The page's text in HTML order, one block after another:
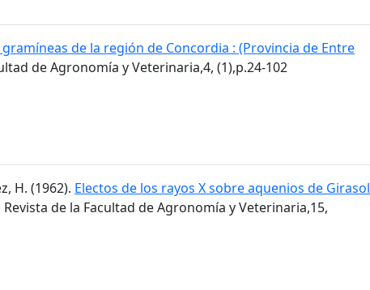
gramíneas de la región de Concordia : (Provincia de Entre
de Agronomía y Veterinaria,4, (1),p.24-102
H. (1962). Electos de los rayos X sobre aquenios de Girasol
Revista de la Facultad de Agronomía y Veterinaria,15,